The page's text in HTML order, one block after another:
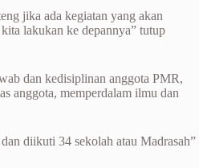
jika ada kegiatan yang akan
lakukan ke depannya” tutup
dan kedisiplinan anggota PMR,
anggota, memperdalam ilmu dan
diikuti 34 sekolah atau Madrasah”